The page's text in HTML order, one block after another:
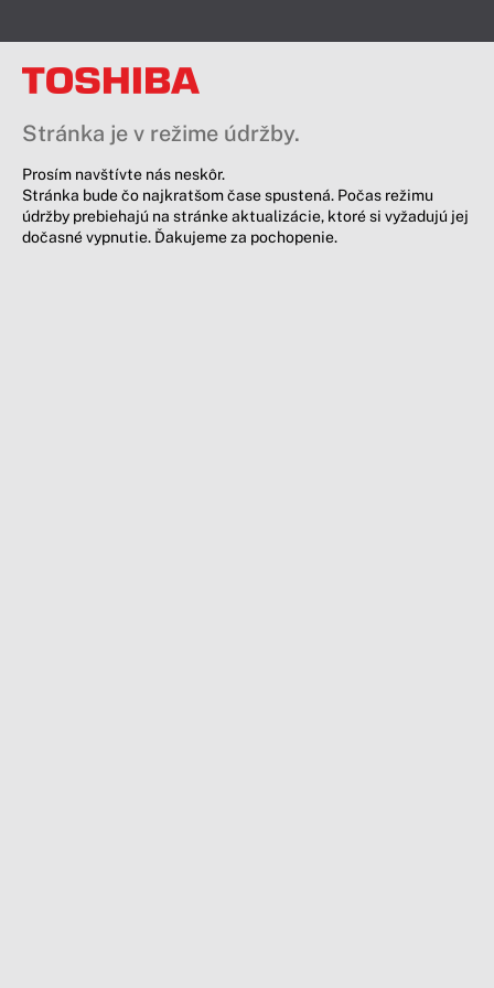
Stránka je v režime údržby.
Prosím navštívte nás neskôr.
Stránka bude čo najkratšom čase spustená. Počas režimu
údržby prebiehajú na stránke aktualizácie, ktoré si vyžadujú jej
dočasné vypnutie. Ďakujeme za pochopenie.